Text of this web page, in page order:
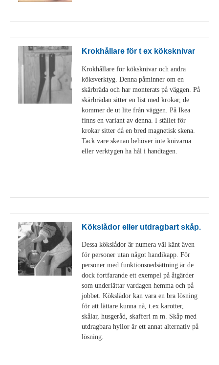
Krokhållare för t ex köksknivar
Krokhållare för köksknivar och andra
köksverktyg. Denna påminner om en
skärbräda och har monterats på väggen. På
skärbrädan sitter en list med krokar, de
kommer de ut lite från väggen. På Ikea
finns en variant av denna. I stället för
krokar sitter då en bred magnetisk skena.
Tack vare skenan behöver inte knivarna
eller verktygen ha hål i handtagen.
Kökslådor eller utdragbart skåp.
Dessa kökslådor är numera väl känt även
för personer utan något handikapp. För
personer med funktionsnedsättning är de
dock fortfarande ett exempel på åtgärder
som underlättar vardagen hemma och på
jobbet. Kökslådor kan vara en bra lösning
för att lättare kunna nå, t.ex karotter,
skålar, husgeråd, skafferi m m. Skåp med
utdragbara hyllor är ett annat alternativ på
lösning.